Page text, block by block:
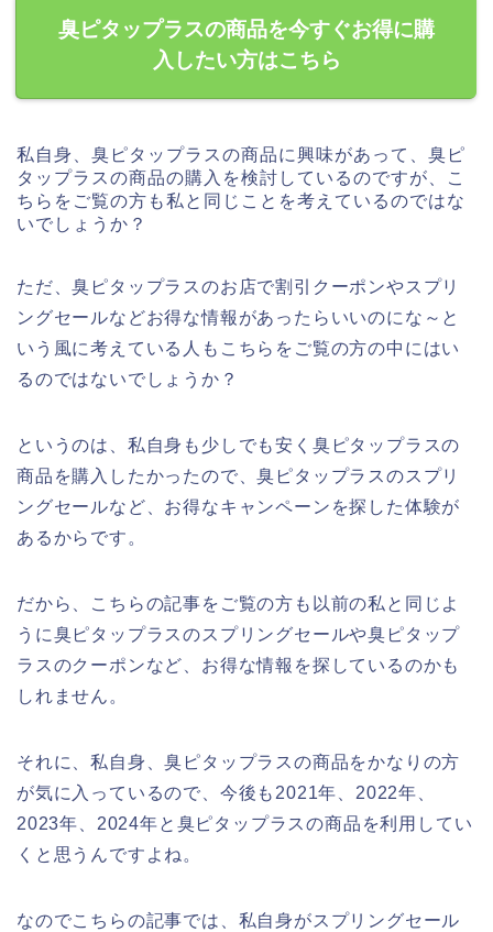
臭ピタップラスの商品を今すぐお得に購
入したい方はこちら
私自身、臭ピタップラスの商品に興味があって、臭ピ
タップラスの商品の購入を検討しているのですが、こ
ちらをご覧の方も私と同じことを考えているのではな
いでしょうか？
ただ、臭ピタップラスのお店で割引クーポンやスプリ
ングセールなどお得な情報があったらいいのにな～と
いう風に考えている人もこちらをご覧の方の中にはい
るのではないでしょうか？
というのは、私自身も少しでも安く臭ピタップラスの
商品を購入したかったので、臭ピタップラスのスプリ
ングセールなど、お得なキャンペーンを探した体験が
あるからです。
だから、こちらの記事をご覧の方も以前の私と同じよ
うに臭ピタップラスのスプリングセールや臭ピタップ
ラスのクーポンなど、お得な情報を探しているのかも
しれません。
それに、私自身、臭ピタップラスの商品をかなりの方
が気に入っているので、今後も2021年、2022年、
2023年、2024年と臭ピタップラスの商品を利用してい
くと思うんですよね。
なのでこちらの記事では、私自身がスプリングセール